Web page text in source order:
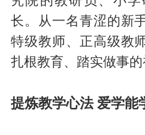
长。从一名青涩的新
特级教师、正高级教
扎根教育、踏实做事的
提炼教学心法 爱学能